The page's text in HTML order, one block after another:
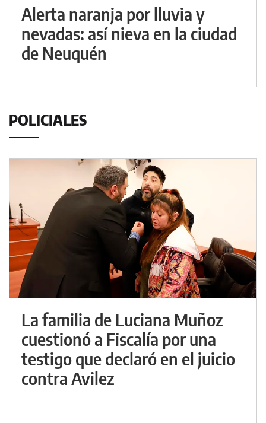
Alerta naranja por lluvia y
nevadas: así nieva en la ciudad
de Neuquén
POLICIALES
La familia de Luciana Muñoz
cuestionó a Fiscalía por una
testigo que declaró en el juicio
contra Avilez